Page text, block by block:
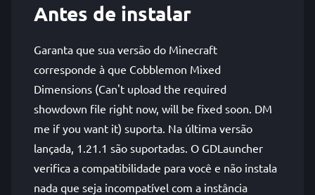
Antes de instalar
Garanta que sua versão do Minecraft
corresponde à que Cobblemon Mixed
Dimensions (Can't upload the required
showdown file right now, will be fixed soon. DM
me if you want it) suporta. Na última versão
lançada, 1.21.1 são suportadas. O GDLauncher
verifica a compatibilidade para você e não instala
nada que seja incompatível com a instância